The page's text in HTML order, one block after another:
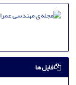
فایل ها